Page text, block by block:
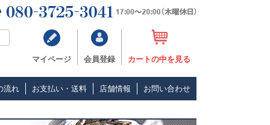
マイページ 会員登録 カートの中を見る
流れ お支払い・送料 店舗情報 お問い合わせ